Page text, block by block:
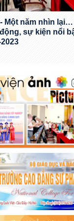
Một năm nhìn
sự kiện nổi